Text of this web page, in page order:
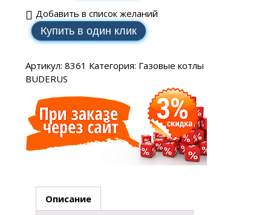
Добавить в список желаний
Купить в один клик
Артикул: 8361 Категория: Газовые котлы
BUDERUS
Описание